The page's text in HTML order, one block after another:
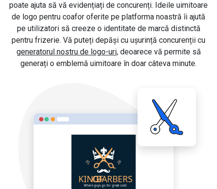
poate ajuta să vă evidențiați de concurenți. Ideile uimitoare
de logo pentru coafor oferite pe platforma noastră îi ajută
pe utilizatori să creeze o identitate de marcă distinctă
pentru frizerie. Vă puteți depăși cu ușurință concurenții cu
generatorul nostru de logo-uri, deoarece vă permite să
generați o emblemă uimitoare în doar câteva minute.